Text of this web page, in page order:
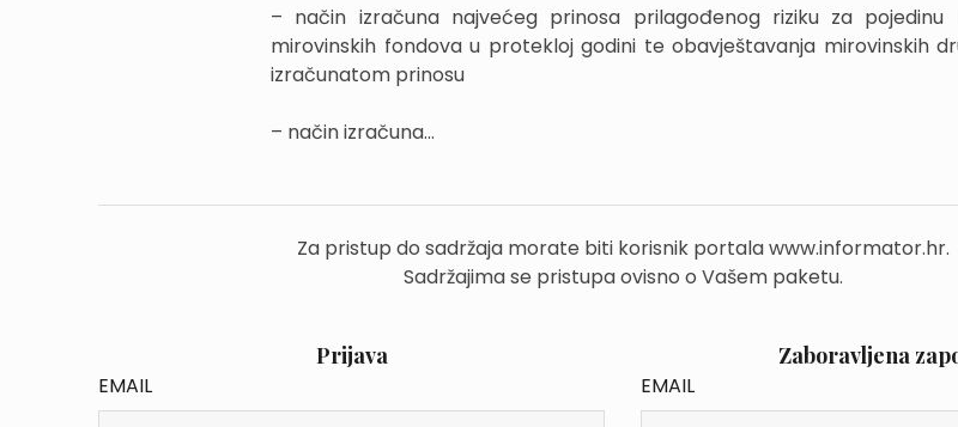
– način izračuna najvećeg prinosa prilagođenog riziku za pojedinu
mirovinskih fondova u protekloj godini te obavještavanja mirovinskih
izračunatom prinosu
– način izračuna...
Za pristup do sadržaja morate biti korisnik portala www.informator.hr.
Sadržajima se pristupa ovisno o Vašem paketu.
Prijava
EMAIL
Zaboravljena
EMAIL